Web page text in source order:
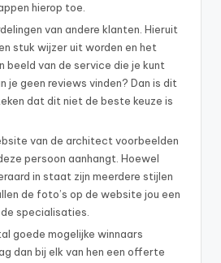
hierop toe.
van andere klanten. Hieruit
stuk wijzer uit worden en het
beeld van de service die je kunt
je geen reviews vinden? Dan is dit
dat dit niet de beste keuze is
van de architect voorbeelden
persoon aanhangt. Hoewel
in staat zijn meerdere stijlen
de foto’s op de website jou een
specialisaties.
goede mogelijke winnaars
dan bij elk van hen een offerte